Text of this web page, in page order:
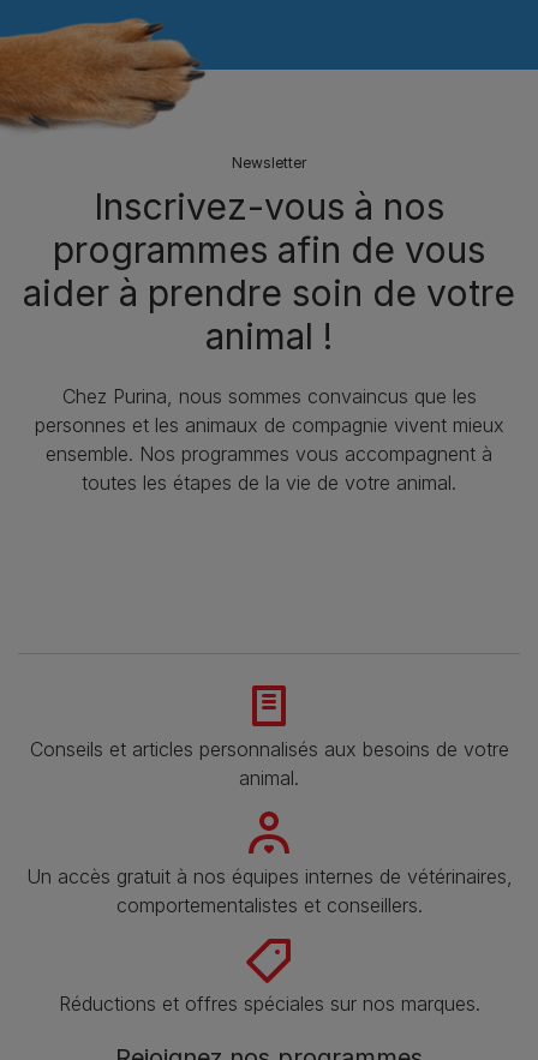
Newsletter
Inscrivez-vous à nos
programmes afin de vous
aider à prendre soin de votre
animal !
Chez Purina, nous sommes convaincus que les
personnes et les animaux de compagnie vivent mieux
ensemble. Nos programmes vous accompagnent à
toutes les étapes de la vie de votre animal.​
Conseils et articles personnalisés aux besoins de votre
animal​.
Un accès gratuit à nos équipes internes de vétérinaires,
comportementalistes et conseillers.
Réductions et offres spéciales sur nos marques​.